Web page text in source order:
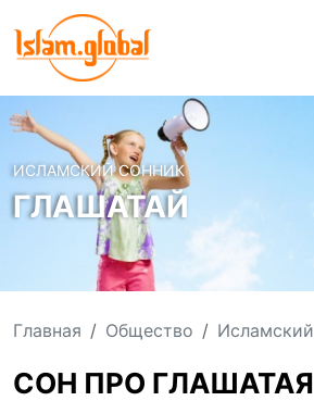
ИСЛАМСКИЙ СОННИК
ГЛАШАТАЙ
Главная Общество
СОН ПРО ГЛАШАТАЯ